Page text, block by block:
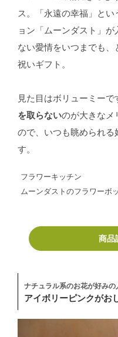
ス。「永遠の幸福」と
ョン「ムーンダスト」
ない愛情をいつまでも
祝いギフト。
見た目はボリューミーで
を取らないのが大きなメ
ので、いつも眺められる
す。
フラワーキッチン
ムーンダストのフラワーボ
商品
ナチュラル系のお花が好みの
アイボリーピンクがお